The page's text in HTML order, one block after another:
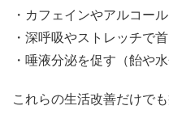
・カフェインやアルコー
・深呼吸やストレッチで
・唾液分泌を促す（飴や水
これらの生活改善だけで